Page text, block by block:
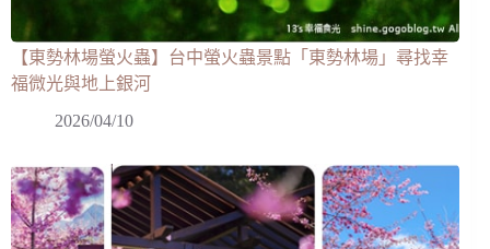
【東勢林場螢火蟲】台中螢火蟲景點「東勢林場」尋找幸
福微光與地上銀河
2026/04/10